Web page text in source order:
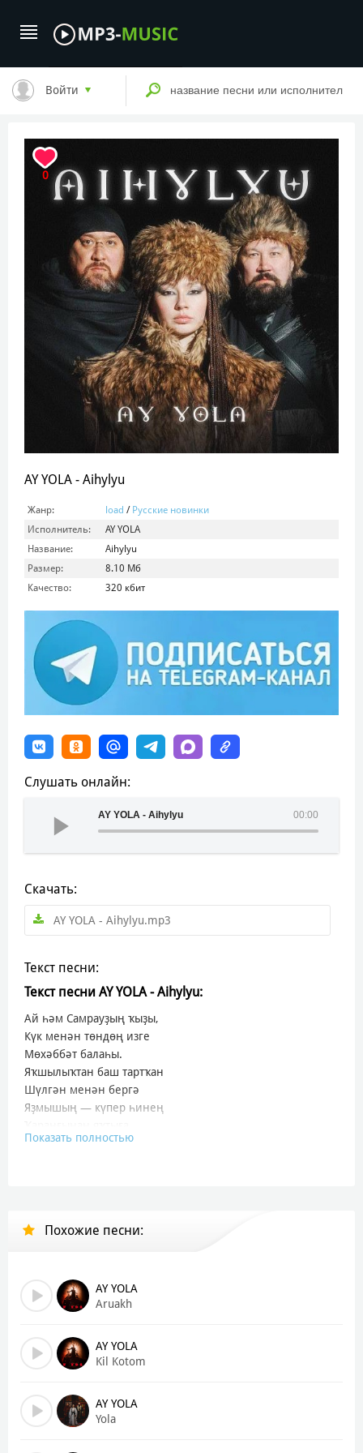
Войти
0
AY YOLA - Aihylyu
Жанр: load / Русские новинки
Исполнитель:
AY YOLA
Название:
Aihylyu
Размер:
8.10 Мб
Качество:
320 кбит
Слушать онлайн:
00:00
AY YOLA - Aihylyu
Скачать:
AY YOLA - Aihylyu.mp3
Текст песни:
Текст песни AY YOLA - Aihylyu:
Ай һәм Самрауҙың ҡыҙы,
Күк менән төндөң изге
Мөхәббәт балаһы.
Яҡшылыҡтан баш тартҡан
Шүлгән менән бергә
Яҙмышың — күпер һинең
Айһылыу, төн менән
Күкте бәйләнең.
Уланығыҙ яҡшылыҡ һайланы —
Батыр юлын.
Һәр көн Әҙәм балаһы
Үҙ юлын һайлай, йөрәге
Көҙгөһөн ҡарай.
Показать полностью
Похожие песни:
AY YOLA
Aruakh
AY YOLA
Kil Kotom
AY YOLA
Yola